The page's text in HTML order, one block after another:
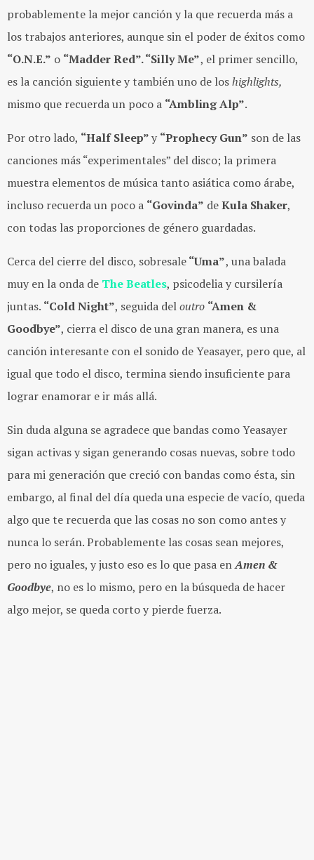
probablemente la mejor canción y la que recuerda más a
los trabajos anteriores, aunque sin el poder de éxitos como
“O.N.E.” o “Madder Red”. “Silly Me”, el primer sencillo,
es la canción siguiente y también uno de loshighlights,
mismo que recuerda un poco a “Ambling Alp”.
Por otro lado, “Half Sleep”y “Prophecy Gun” son de las
canciones más “experimentales” del disco; la primera
muestra elementos de música tanto asiática como árabe,
incluso recuerda un poco a “Govinda” deKula Shaker,
con todas las proporciones de género guardadas.
Cerca del cierre del disco, sobresale“Uma”, una balada
muy en la onda de The Beatles, psicodelia y cursilería
juntas. “Cold Night”, seguida deloutro “Amen &
Goodbye”, cierra el disco de una gran manera, es una
canción interesante con el sonido de Yeasayer, pero que, al
igual que todo el disco, termina siendo insuficiente para
lograr enamorar e ir más allá.
Sin duda alguna se agradece que bandas como Yeasayer
sigan activas y sigan generando cosas nuevas, sobre todo
para mi generación que creció con bandas como ésta, sin
embargo, al final del día queda una especie de vacío, queda
algo que te recuerda que las cosas no son como antes y
nunca lo serán. Probablemente las cosas sean mejores,
pero no iguales, y justo eso es lo que pasa enAmen &
Goodbye, no es lo mismo, pero en la búsqueda de hacer
algo mejor, se queda corto y pierde fuerza.